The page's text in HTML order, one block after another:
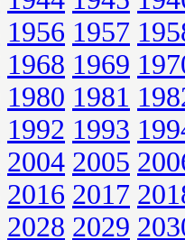
1956 1957
1968 1969
1980 1981
1992 1993
2004 2005
2016 2017
2028 2029